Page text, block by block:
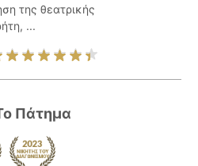
της θεατρικής
...
Πάτημα